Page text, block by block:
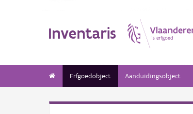
Inventaris
Erfgoedobject Aanduidingsobject